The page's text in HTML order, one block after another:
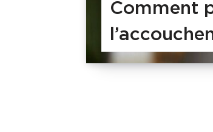
Comment